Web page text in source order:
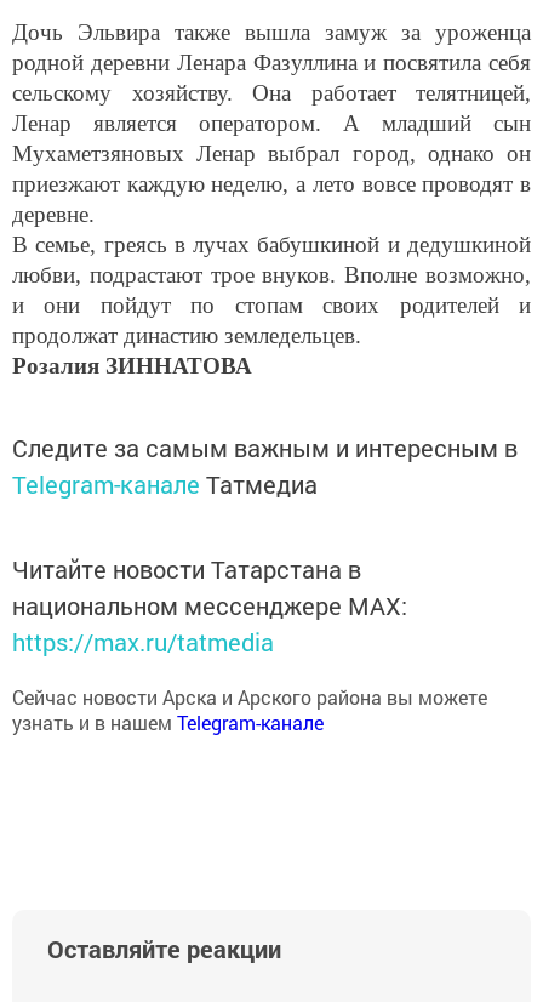
Дочь Эльвира также вышла замуж за уроженца
родной деревни Ленара Фазуллина и посвятила себя
сельскому хозяйству. Она работает телятницей,
Ленар является оператором. А младший сын
Мухаметзяновых Ленар выбрал город, однако он
приезжают каждую неделю, а лето вовсе проводят в
деревне.
В семье, греясь в лучах бабушкиной и дедушкиной
любви, подрастают трое внуков. Вполне возможно,
и они пойдут по стопам своих родителей и
продолжат династию земледельцев.
Розалия ЗИННАТОВА
Следите за самым важным и интересным в
Telegram-канале Татмедиа
Читайте новости Татарстана в
национальном мессенджере MАХ:
https://max.ru/tatmedia
Сейчас новости Арска и Арского района вы можете
узнать и в нашем Telegram-канале
Оставляйте реакции